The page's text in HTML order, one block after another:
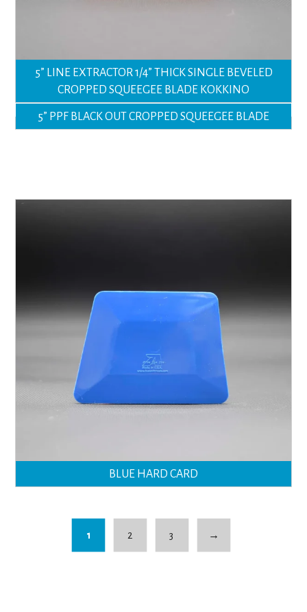
5” LINE EXTRACTOR 1/4” THICK SINGLE BEVELED
CROPPED SQUEEGEE BLADE KOKKINO
5” PPF BLACK OUT CROPPED SQUEEGEE BLADE
BLUE HARD CARD
1 2 3 →